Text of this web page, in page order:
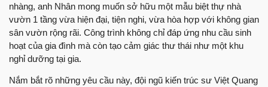
nhàng, anh Nhân mong muốn sở hữu một mẫu biệt thự nhà
vườn 1 tầng vừa hiện đại, tiện nghi, vừa hòa hợp với không gian
sân vườn rộng rãi. Công trình không chỉ đáp ứng nhu cầu sinh
hoạt của gia đình mà còn tạo cảm giác thư thái như một khu
nghỉ dưỡng tại gia.
Nắm bắt rõ những yêu cầu này, đội ngũ kiến trúc sư Việt Quang